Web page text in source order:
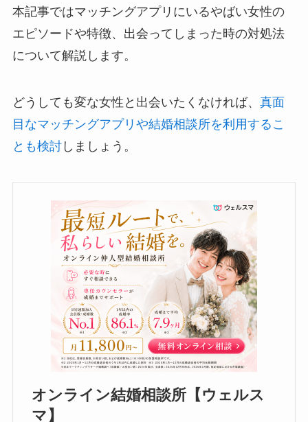
本記事ではマッチングアプリにいるやばい女性の
エピソードや特徴、出会ってしまった時の対処法
について解説します。
どうしても変な女性と出会いたくなければ、 真面
目なマッチングアプリや結婚相談所を利用するこ
とも検討しましょう。
オンライン結婚相談所【ウェルス
マ】